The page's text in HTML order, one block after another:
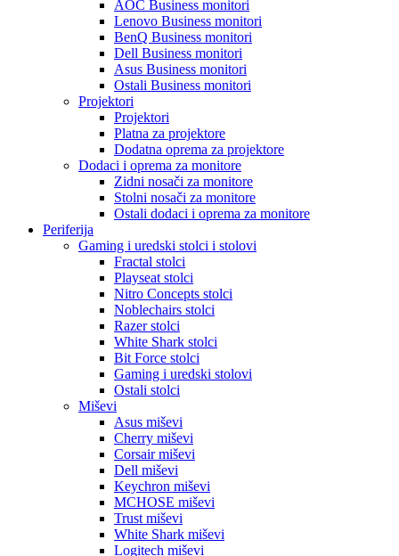
AOC Business monitori
Lenovo Business monitori
BenQ Business monitori
Dell Business monitori
Asus Business monitori
Ostali Business monitori
Projektori
Projektori
Platna za projektore
Dodatna oprema za projektore
Dodaci i oprema za monitore
Zidni nosači za monitore
Stolni nosači za monitore
Ostali dodaci i oprema za monitore
Periferija
Gaming i uredski stolci i stolovi
Fractal stolci
Playseat stolci
Nitro Concepts stolci
Noblechairs stolci
Razer stolci
White Shark stolci
Bit Force stolci
Gaming i uredski stolovi
Ostali stolci
Miševi
Asus miševi
Cherry miševi
Corsair miševi
Dell miševi
Keychron miševi
MCHOSE miševi
Trust miševi
White Shark miševi
Logitech miševi